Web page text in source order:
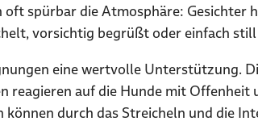
spürbar die Atmosphäre: Gesichter
vorsichtig begrüßt oder einfach
eine wertvolle Unterstützung.
auf die Hunde mit
durch das Streicheln und die